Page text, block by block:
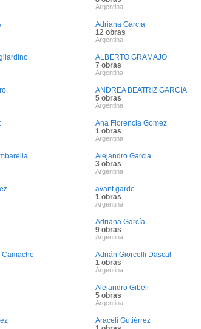
Argentina
Adriana García
12 obras
Argentina
ALBERTO GRAMAJO
7 obras
Argentina
ANDREA BEATRIZ GARCIA
5 obras
Argentina
Ana Florencia Gomez
1 obras
Argentina
Alejandro Garcia
3 obras
Argentina
avant garde
1 obras
Argentina
Adriana García
9 obras
Argentina
Camacho
Adrián Giorcelli Dascal
1 obras
Argentina
Alejandro Gibeli
5 obras
Argentina
Araceli Gutiérrez